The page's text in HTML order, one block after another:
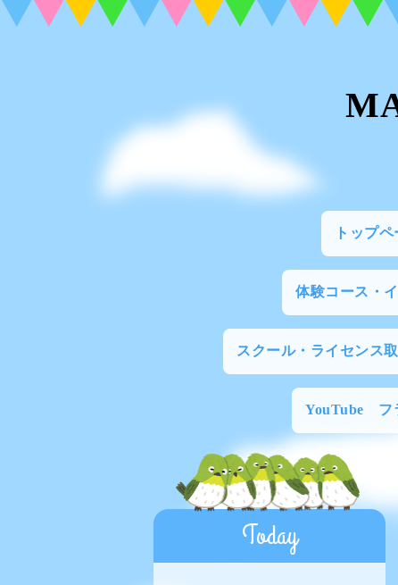
トップ
体験コース・
スクール・ライセンス
YouTube フ
Today